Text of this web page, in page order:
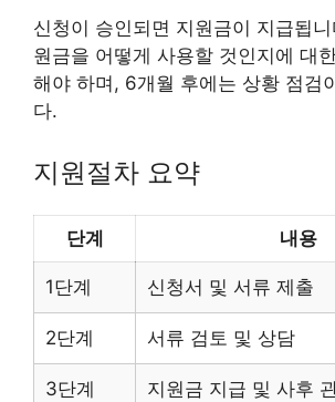
신청이 승인되면 지원금이 지급됩
원금을 어떻게 사용할 것인지에 대
해야 하며, 6개월 후에는 상황 점검
다.
지원절차 요약
단계 내용
1단계 신청서 및 서류 제출
2단계 서류 검토 및 상담
3단계 지원금 지급 및 사후